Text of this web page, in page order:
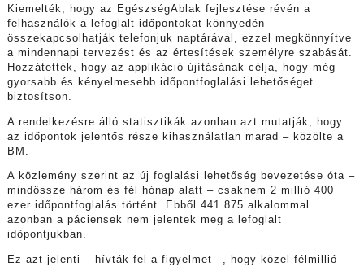
Kiemelték, hogy az EgészségAblak fejlesztése révén a
felhasználók a lefoglalt időpontokat könnyedén
összekapcsolhatják telefonjuk naptárával, ezzel megkönnyítve
a mindennapi tervezést és az értesítések személyre szabását.
Hozzátették, hogy az applikáció újításának célja, hogy még
gyorsabb és kényelmesebb időpontfoglalási lehetőséget
biztosítson.
A rendelkezésre álló statisztikák azonban azt mutatják, hogy
az időpontok jelentős része kihasználatlan marad – közölte a
BM.
A közlemény szerint az új foglalási lehetőség bevezetése óta –
mindössze három és fél hónap alatt – csaknem 2 millió 400
ezer időpontfoglalás történt. Ebből 441 875 alkalommal
azonban a páciensek nem jelentek meg a lefoglalt
időpontjukban.
Ez azt jelenti – hívták fel a figyelmet –, hogy közel félmillió